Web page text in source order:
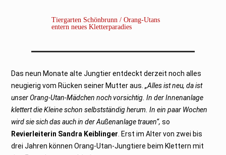
Tiergarten Schönbrunn / Orang-Utans
entern neues Kletterparadies
Das neun Monate alte Jungtier entdeckt derzeit noch alles
neugierig vom Rücken seiner Mutter aus.„Alles ist neu, da ist
unser Orang-Utan-Mädchen noch vorsichtig. In der Innenanlage
klettert die Kleine schon selbstständig herum. In ein paar Wochen
wird sie sich das auch in der Außenanlage trauen“, so
Revierleiterin Sandra Keiblinger . Erst im Alter von zwei bis
drei Jahren können Orang-Utan-Jungtiere beim Klettern mit